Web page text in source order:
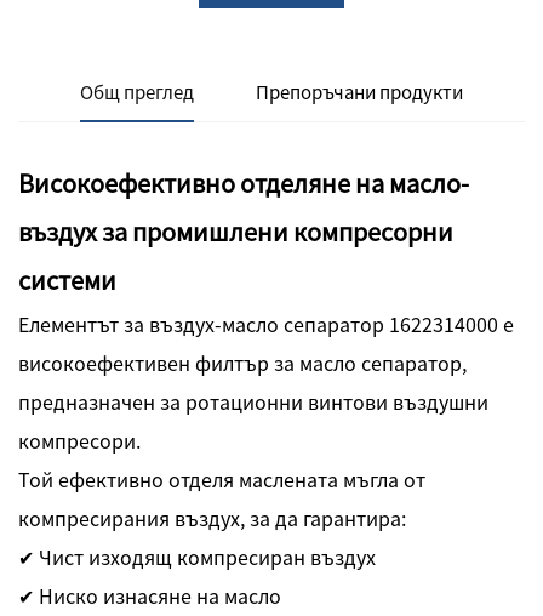
Общ преглед Препоръчани продукти
Високоефективно отделяне на масло-
въздух за промишлени компресорни
системи
Елементът за въздух-масло сепаратор 1622314000 е
високоефективен филтър за масло сепаратор,
предназначен за ротационни винтови въздушни
компресори.
Той ефективно отделя маслената мъгла от
компресирания въздух, за да гарантира:
✔ Чист изходящ компресиран въздух
✔ Ниско изнасяне на масло